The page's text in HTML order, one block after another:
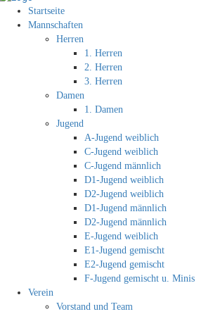
Startseite
Mannschaften
Herren
1. Herren
2. Herren
3. Herren
Damen
1. Damen
Jugend
A-Jugend weiblich
C-Jugend weiblich
C-Jugend männlich
D1-Jugend weiblich
D2-Jugend weiblich
D1-Jugend männlich
D2-Jugend männlich
E-Jugend weiblich
E1-Jugend gemischt
E2-Jugend gemischt
F-Jugend gemischt u. Minis
Verein
Vorstand und Team